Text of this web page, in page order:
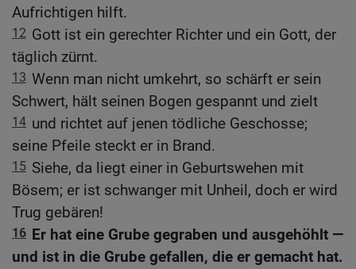
Aufrichtigen hilft.
12 Gott ist ein gerechter Richter und ein Gott, der
täglich zürnt.
13 Wenn man nicht umkehrt, so schärft er sein
Schwert, hält seinen Bogen gespannt und zielt
14 und richtet auf jenen tödliche Geschosse;
seine Pfeile steckt er in Brand.
15 Siehe, da liegt einer in Geburtswehen mit
Bösem; er ist schwanger mit Unheil, doch er wird
Trug gebären!
16 Er hat eine Grube gegraben und ausgehöhlt —
und ist in die Grube gefallen, die er gemacht hat.